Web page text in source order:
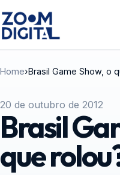
Home›Brasil Game Show, o
20 de outubro de 2012
Brasil
que